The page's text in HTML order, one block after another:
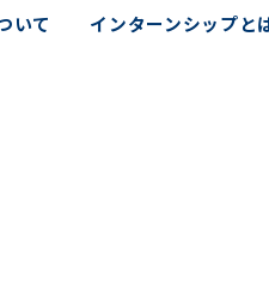
いて インターンシップと